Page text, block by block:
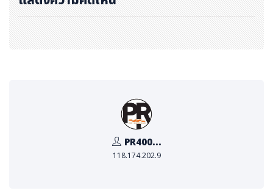
PR400...
118.174.202.9